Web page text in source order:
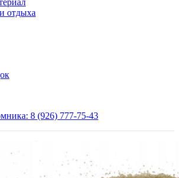
отдыха
8 (926) 777-75-43